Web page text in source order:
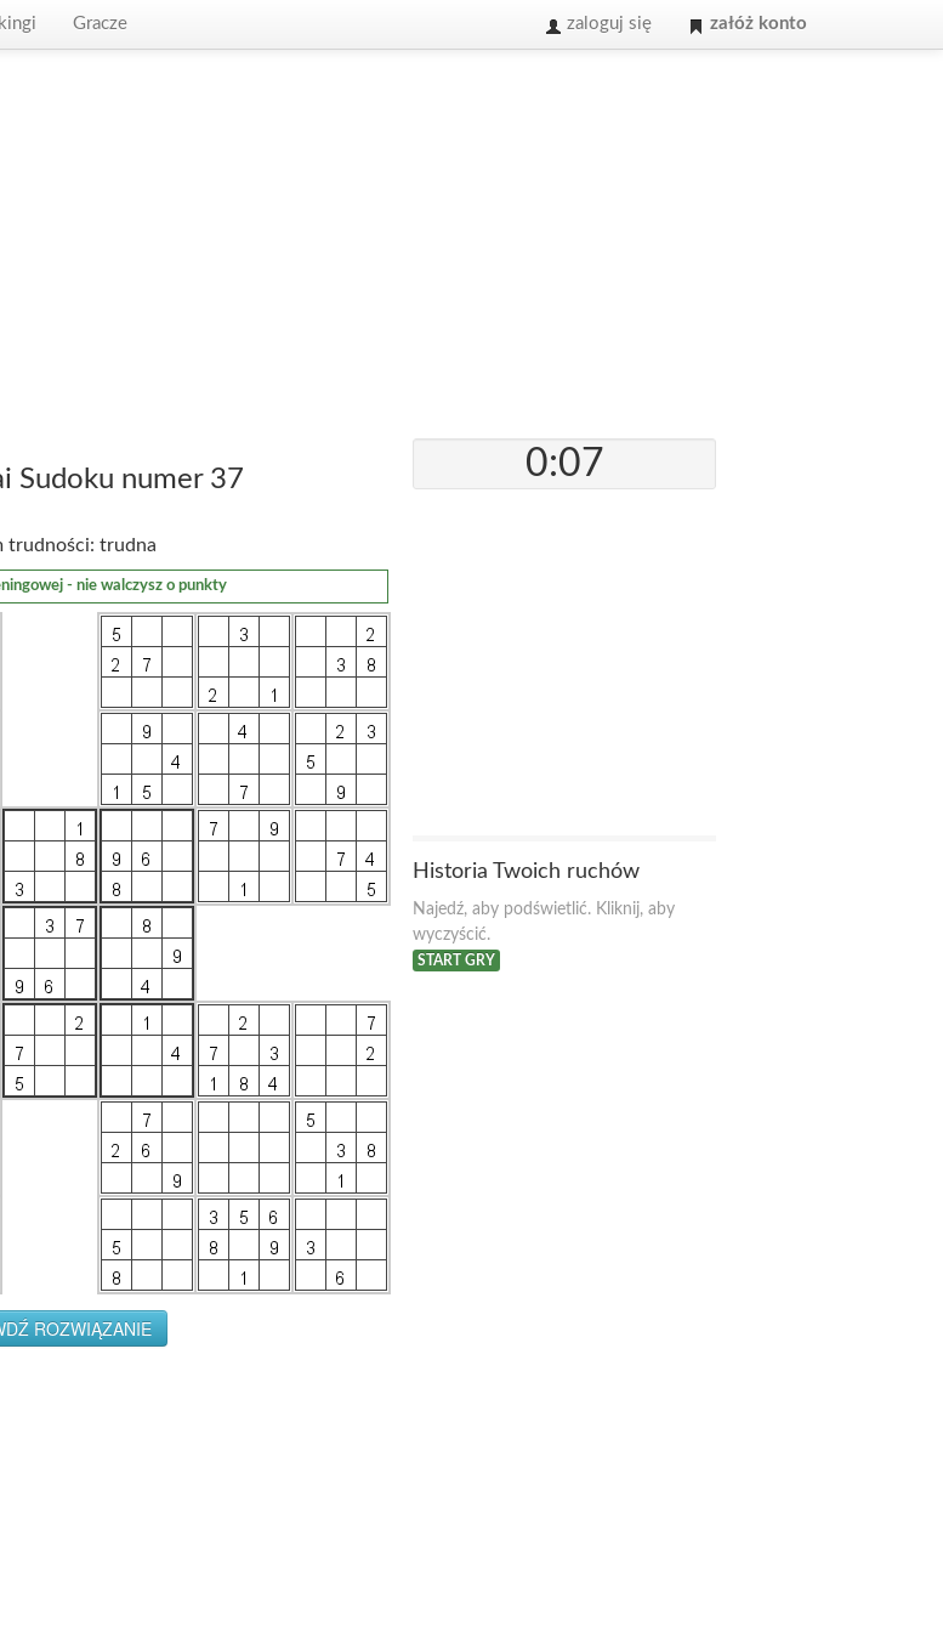
Gracze zaloguj się załóż konto
Sudoku numer 37
trudności: trudna
- nie walczysz o punkty
0:07
Historia Twoich ruchów
Najedź, aby podświetlić. Kliknij, aby
wyczyścić.
START GRY